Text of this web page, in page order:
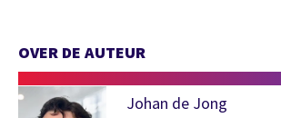
OVER DE AUTEUR
Johan de Jong